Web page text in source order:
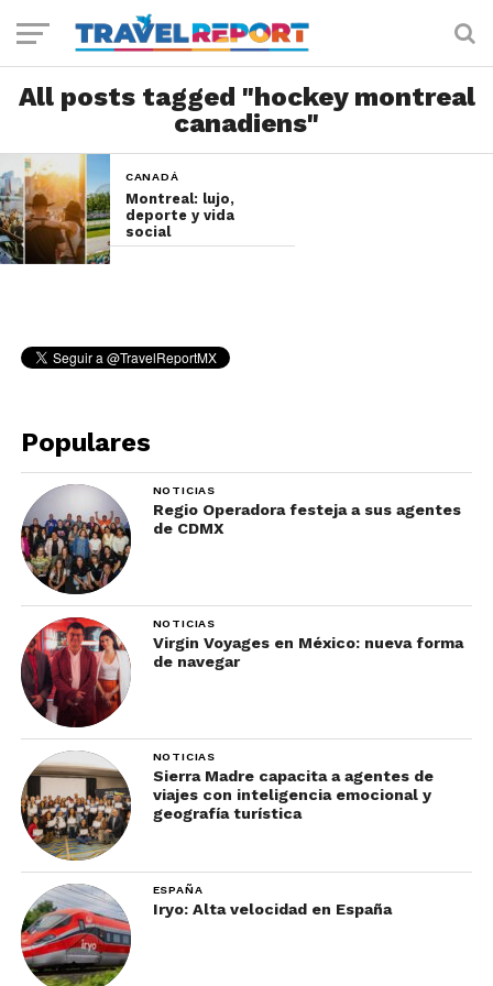
All posts tagged "hockey montreal
canadiens"
CANADÁ
Montreal: lujo,
deporte y vida
social
Populares
NOTICIAS
Regio Operadora festeja a sus agentes
de CDMX
NOTICIAS
Virgin Voyages en México: nueva forma
de navegar
NOTICIAS
Sierra Madre capacita a agentes de
viajes con inteligencia emocional y
geografía turística
ESPAÑA
Iryo: Alta velocidad en España